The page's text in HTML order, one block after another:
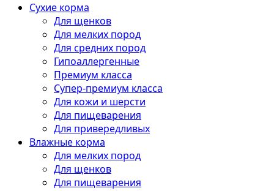
Сухие корма
Для щенков
Для мелких пород
Для средних пород
Гипоаллергенные
Премиум класса
Супер-премиум класса
Для кожи и шерсти
Для пищеварения
Для привередливых
Влажные корма
Для мелких пород
Для щенков
Для пищеварения